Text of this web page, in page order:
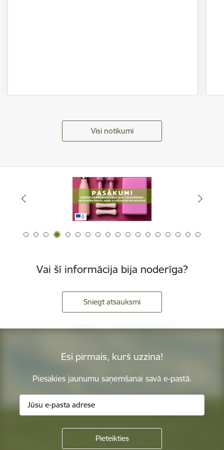
Visi notikumi
Vai šī informācija bija noderīga?
Sniegt atsauksmi
Esi pirmais, kurš uzzina!
Piesakies jaunumu saņemšanai savā e-pastā.